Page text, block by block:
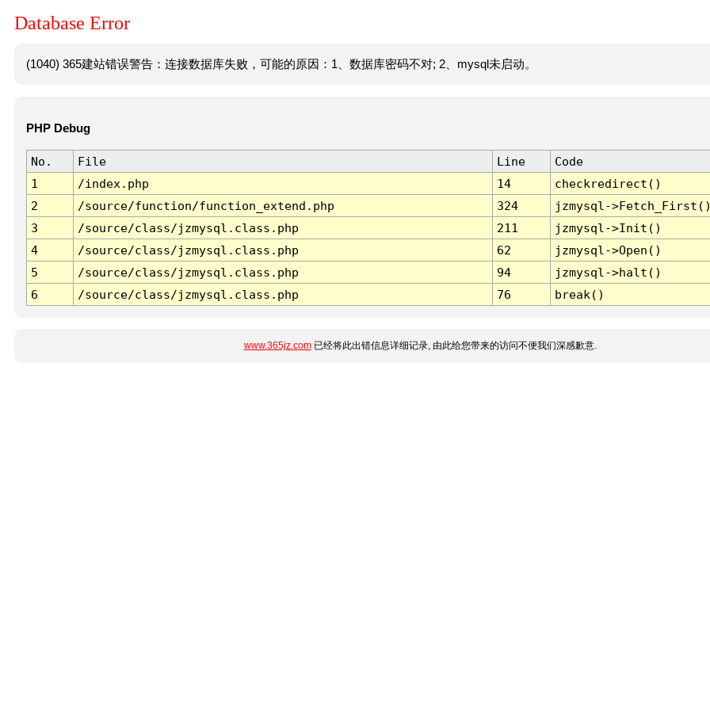
Database Error
(1040) 365建站错误警告：连接数据库失败，可能的原因：1、数据库密码不对; 2、mysql未启动。
PHP Debug
No. File Line
Code
1
/index.php 14
checkredirect()
2
/source/function/function_extend.php 324
jzmysql-
3
/source/class/jzmysql.class.php 211
jzmysql->Init()
4
/source/class/jzmysql.class.php 62
jzmysql->Open()
5
/source/class/jzmysql.class.php 94
jzmysql->halt()
6
/source/class/jzmysql.class.php 76 break()
www.365jz.com已经将此出错信息详细记录, 由此给您带来的访问不便我们深感歉意.